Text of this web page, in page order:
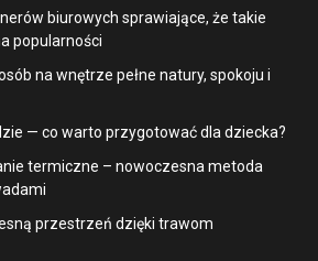
biurowych sprawiające, że takie
popularności
na wnętrze pełne natury, spokoju i
— co warto przygotować dla dziecka?
termiczne – nowoczesna metoda
przestrzeń dzięki trawom